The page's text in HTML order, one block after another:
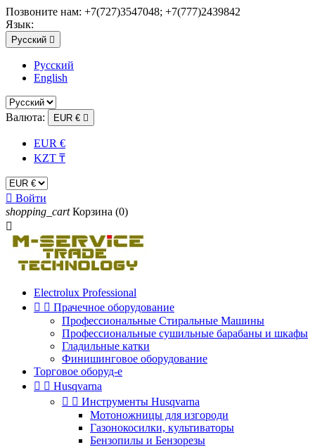
Позвоните нам: +7(727)3547048; +7(777)2439842
Язык:
Русский 
Русский
English
Валюта: EUR € 
EUR €
KZT ₸
 Войти
shopping_cart Корзина (0)

Electrolux Professional
  Прачечное оборудование
Профессиональные Стиральные Машины
Профессиональные сушильные барабаны и шкафы
Гладильные катки
Финишинговое оборудование
Торговое оборуд-е
  Husqvarna
  Инструменты Husqvarna
Мотоножницы для изгороди
Газонокосилки, культиваторы
Бензопилы и Бензорезы